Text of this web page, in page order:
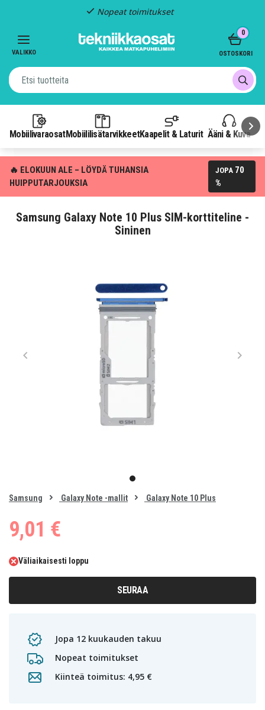
Nopeat toimitukset
VALIKKO
MobiilivaraosatMobiililisätarvikkeetKaapelit & Laturit Ääni & Kuva
0
OSTOSKORI
🔥 ELOKUUN ALE – LÖYDÄ TUHANSIA
HUIPPUTARJOUKSIA
JOPA 70
%
Samsung Galaxy Note 10 Plus SIM-korttiteline -
Sininen
item
0
of
Samsung Galaxy Note -mallit Galaxy Note 10 Plus
9,01 €
Väliaikaisesti loppu
SEURAA
Jopa 12 kuukauden takuu
Nopeat toimitukset
Kiinteä toimitus: 4,95 €